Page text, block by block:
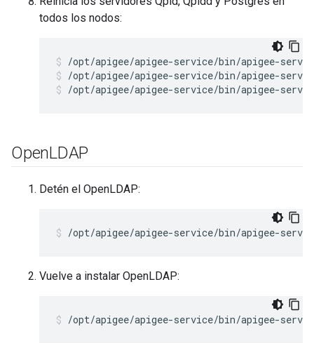
todos los nodos:
/opt/apigee/apigee-service/bin/apigee-
/opt/apigee/apigee-service/bin/apigee-
OpenLDAP
Detén el OpenLDAP:
/opt/apigee/apigee-service/bin/apigee-
Vuelve a instalar OpenLDAP:
/opt/apigee/apigee-service/bin/apigee-